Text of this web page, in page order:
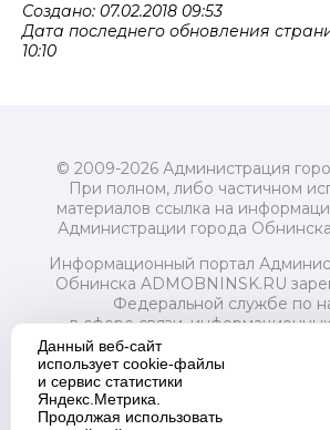
Создано: 07.02.2018 09:53
Дата последнего обновления
10:10
© 2009-2026 Администрация
При полном, либо частичном
материалов ссылка на
Администрации города Обнинска
Информационный портал
Обнинска ADMOBNINSK.RU
Федеральной службе по
в сфере связи,
и массовых коммуникаций
2018 года.
Свидетельство о регистрации Эл
Учредитель: Администрация
Данный веб-сайт
использует cookie-файлы
и сервис статистики
Яндекс.Метрика.
Продолжая использовать